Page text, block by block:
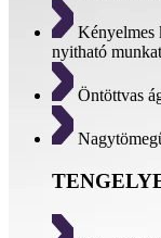
Kényelmes
nyitható
Öntöttvas